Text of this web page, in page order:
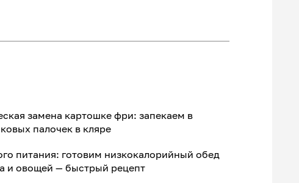
замена картошке фри: запекаем в
палочек в кляре
питания: готовим низкокалорийный обед
и овощей — быстрый рецепт